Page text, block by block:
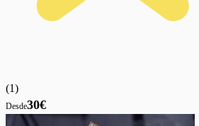
(1)
Desde30€